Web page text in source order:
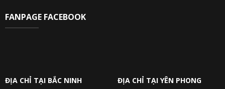
FANPAGE FACEBOOK
ĐỊA CHỈ TẠI BẮC NINH
ĐỊA CHỈ TẠI YÊN PHONG